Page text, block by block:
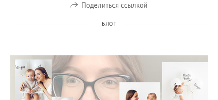
Поделиться ссылкой
БЛОГ